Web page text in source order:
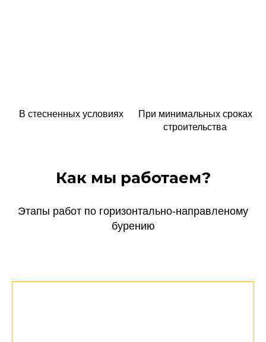
В стесненных условиях
При минимальных сроках
строительства
Как мы работаем?
Этапы работ по горизонтально-направленому
бурению